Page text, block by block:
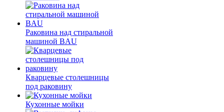
Раковина над стиральной
машиной BAU
Кварцевые столешницы
под раковину
Кухонные мойки